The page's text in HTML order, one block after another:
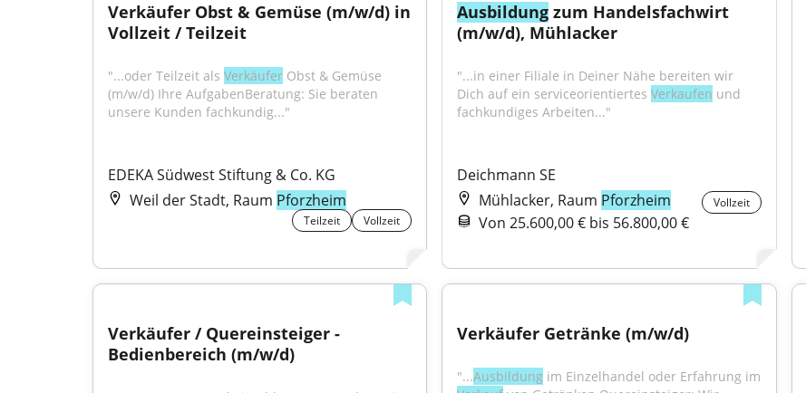
Verkäufer Obst & Gemüse (m/w/d) in
Vollzeit / Teilzeit
"...oder Teilzeit als Verkäufer Obst & Gemüse
(m/w/d) Ihre AufgabenBeratung: Sie beraten
unsere Kunden fachkundig..."
EDEKA Südwest Stiftung & Co. KG
Weil der Stadt, Raum Pforzheim
Teilzeit Vollzeit
Ausbildung zum Handelsfachwirt
(m/w/d), Mühlacker
"...in einer Filiale in Deiner Nähe bereiten wir
Dich auf ein serviceorientiertes Verkaufen und
fachkundiges Arbeiten..."
Deichmann SE
Mühlacker, Raum Pforzheim Vollzeit
Von 25.600,00 € bis 56.800,00 €
Verkäufer / Quereinsteiger -
Bedienbereich (m/w/d)
Verkäufer Getränke (m/w/d)
"...Ausbildung